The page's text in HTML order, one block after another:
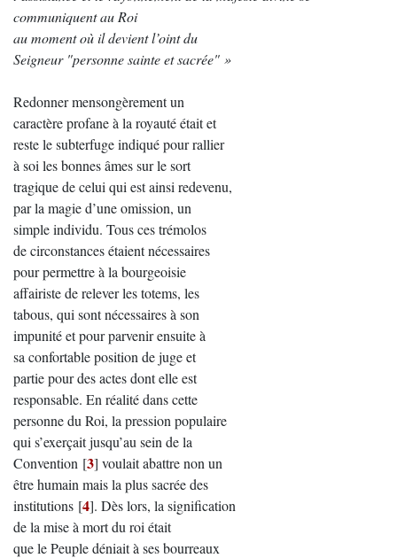
communiquent au Roi
au moment où il devient l’oint du
Seigneur "personne sainte et sacrée" »
Redonner mensongèrement un
caractère profane à la royauté était et
reste le subterfuge indiqué pour rallier
à soi les bonnes âmes sur le sort
tragique de celui qui est ainsi redevenu,
par la magie d’une omission, un
simple individu. Tous ces trémolos
de circonstances étaient nécessaires
pour permettre à la bourgeoisie
affairiste de relever les totems, les
tabous, qui sont nécessaires à son
impunité et pour parvenir ensuite à
sa confortable position de juge et
partie pour des actes dont elle est
responsable. En réalité dans cette
personne du Roi, la pression populaire
qui s’exerçait jusqu’au sein de la
Convention [3] voulait abattre non un
être humain mais la plus sacrée des
institutions [4]. Dès lors, la signification
de la mise à mort du roi était
que le Peuple déniait à ses bourreaux